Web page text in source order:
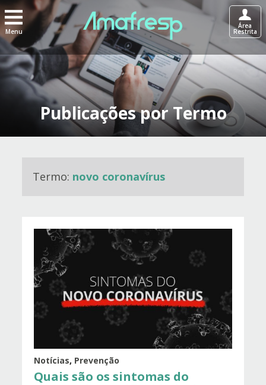
Menu
Área
Restrita
Publicações por Termo
Termo: novo coronavírus
Notícias, Prevenção
Quais são os sintomas do